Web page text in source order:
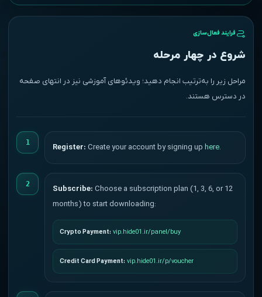
فرایند فعال‌سازی
شروع در چهار مرحله
مراحل زیر را به‌ترتیب انجام دهید؛ ویدئوهای آموزشی نیز در انتهای صفحه
در دسترس هستند.
1 Register: Create your account by signing up here.
2 Subscribe: Choose a subscription plan (1, 3, 6, or 12
months) to start downloading:
Crypto Payment: vip.hide01.ir/panel/buy
Credit Card Payment: vip.hide01.ir/p/voucher